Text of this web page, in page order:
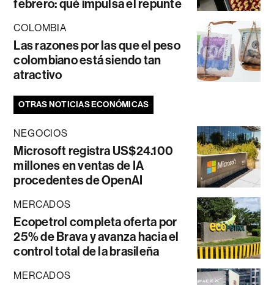
febrero: qué impulsa el repunte
COLOMBIA
Las razones por las que el peso
colombiano está siendo tan
atractivo
OTRAS NOTICIAS ECONÓMICAS
NEGOCIOS
Microsoft registra US$24.100
millones en ventas de IA
procedentes de OpenAI
MERCADOS
Ecopetrol completa oferta por
25% de Brava y avanza hacia el
control total de la brasileña
MERCADOS